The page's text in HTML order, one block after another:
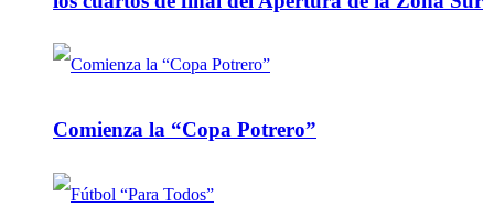
Comienza la “Copa Potrero”